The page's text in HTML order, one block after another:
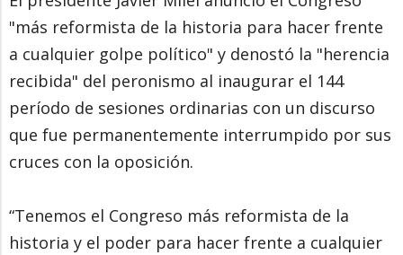
"más reformista de la historia para hacer frente
a cualquier golpe político" y denostó la "herencia
recibida" del peronismo al inaugurar el 144
período de sesiones ordinarias con un discurso
que fue permanentemente interrumpido por sus
cruces con la oposición.
“Tenemos el Congreso más reformista de la
historia y el poder para hacer frente a cualquier